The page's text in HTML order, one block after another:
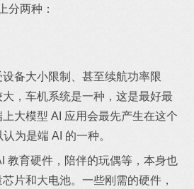
分两种：
备大小限制、甚至续航功率限
，车机系统是一种，这是最好最
大模型 AI 应用会最先产生在这个
为是端 AI 的一种。
教育硬件，陪伴的玩偶等，本身也
片和大电池。一些刚需的硬件，